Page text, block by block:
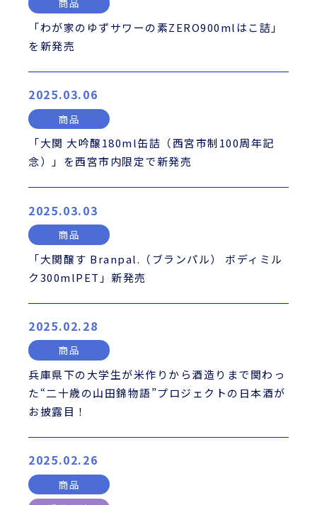
商品
「わが家のゆずサワーの素ZERO900mlはこ詰」
を新発売
2025.03.06
商品
「大関 大吟醸180ml缶詰（西宮市制100周年記
念）」を西宮市内限定で新発売
2025.03.03
商品
「大関醸す Branpal.（ブランパル） ボディミル
ク300mlPET」新発売
2025.02.28
商品
兵庫県下の大学生が米作りから酒造りまで関わっ
た“二十歳の山田錦物語”プロジェクトの日本酒が
お披露目！
2025.02.26
商品